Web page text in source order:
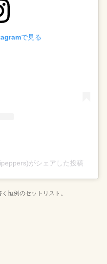
で見る
がシェアした投稿
恒例のセットリスト。